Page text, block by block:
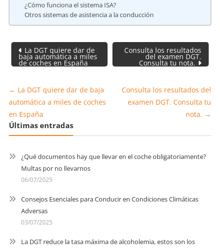
¿Cómo funciona el sistema ISA?
Otros sistemas de asistencia a la conducción
Navegación
de
entradas
La DGT quiere dar de
baja automática a miles
de coches en España
Consulta los resultados
del examen DGT.
Consulta tu nota.
← La DGT quiere dar de baja
automática a miles de coches
en España
Consulta los resultados del
examen DGT. Consulta tu
nota. →
Últimas entradas
¿Qué documentos hay que llevar en el coche obligatoriamente?
Multas por no llevarnos
06/07/2025
Consejos Esenciales para Conducir en Condiciones Climáticas
Adversas
03/07/2025
La DGT reduce la tasa máxima de alcoholemia, estos son los